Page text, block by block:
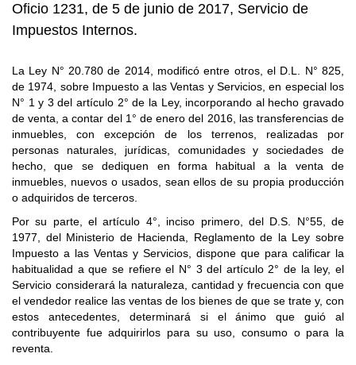
Oficio 1231, de 5 de junio de 2017, Servicio de
Impuestos Internos.
La Ley N° 20.780 de 2014, modificó entre otros, el D.L. N° 825,
de 1974, sobre Impuesto a las Ventas y Servicios, en especial los
N° 1 y 3 del artículo 2° de la Ley, incorporando al hecho gravado
de venta, a contar del 1° de enero del 2016, las transferencias de
inmuebles, con excepción de los terrenos, realizadas por
personas naturales, jurídicas, comunidades y sociedades de
hecho, que se dediquen en forma habitual a la venta de
inmuebles, nuevos o usados, sean ellos de su propia producción
o adquiridos de terceros.
Por su parte, el artículo 4°, inciso primero, del D.S. N°55, de
1977, del Ministerio de Hacienda, Reglamento de la Ley sobre
Impuesto a las Ventas y Servicios, dispone que para calificar la
habitualidad a que se refiere el N° 3 del artículo 2° de la ley, el
Servicio considerará la naturaleza, cantidad y frecuencia con que
el vendedor realice las ventas de los bienes de que se trate y, con
estos antecedentes, determinará si el ánimo que guió al
contribuyente fue adquirirlos para su uso, consumo o para la
reventa.